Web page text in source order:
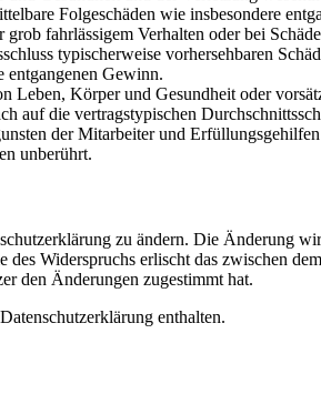
Folgeschäden wie insbesondere
fahrlässigem Verhalten oder bei
typischerweise vorhersehbaren
entgangenen Gewinn.
Körper und Gesundheit oder
auf die vertragstypischen
der Mitarbeiter und
unberührt.
zu ändern. Die Änderung
Widerspruchs erlischt das zwischen
den Änderungen zugestimmt hat.
enthalten.